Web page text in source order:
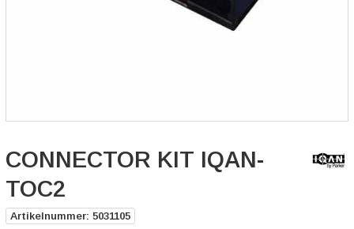
CONNECTOR KIT IQAN-
TOC2
Artikelnummer: 5031105